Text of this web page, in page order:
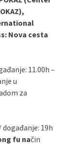
Nova cesta
11.00h –
u
za
događanje: 19h
fu način